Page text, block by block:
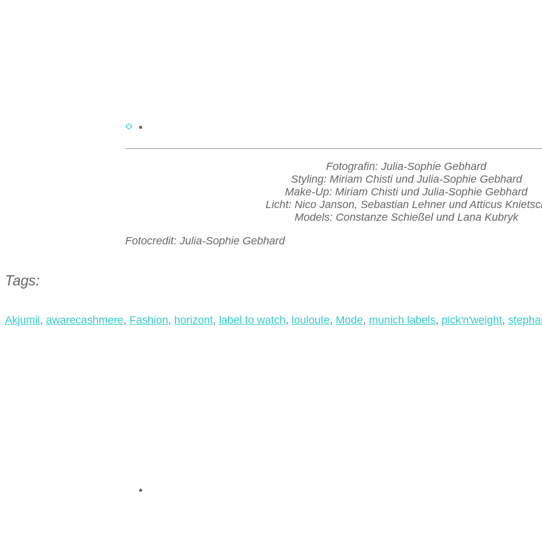
Fotografin: Julia-Sophie Gebhard
Styling: Miriam Chisti und Julia-Sophie Gebhard
Make-Up: Miriam Chisti und Julia-Sophie Gebhard
Licht: Nico Janson, Sebastian Lehner und Atticus
Models: Constanze Schießel und Lana Kubryk
Fotocredit: Julia-Sophie Gebhard
Tags:
Akjumii, awarecashmere, Fashion, horizont, label to watch, louloute, Mode, munich labels, pick'n'weight,